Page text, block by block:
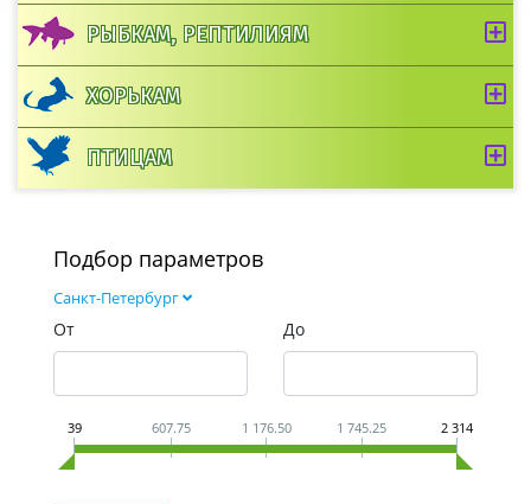
РЫБКАМ, РЕПТИЛИЯМ
ХОРЬКАМ
ПТИЦАМ
Подбор параметров
Санкт-Петербург
От До
39 607.75 1 176.50 1 745.25 2 314